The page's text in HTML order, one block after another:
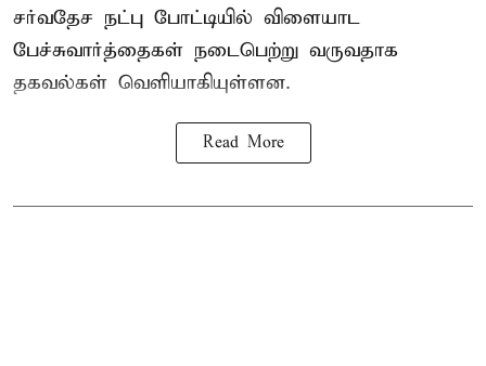
சர்வதேச நட்பு போட்டியில் விளையாட
பேச்சுவார்த்தைகள் நடைபெற்று வருவதாக
தகவல்கள் வெளியாகியுள்ளன.
Read More